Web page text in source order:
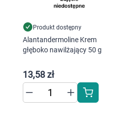
Produkt dostępny
Alantandermoline Krem
głęboko nawilżający 50 g
13,58 zł